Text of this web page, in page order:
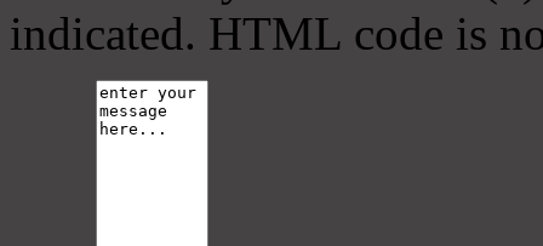
indicated. HTML code is